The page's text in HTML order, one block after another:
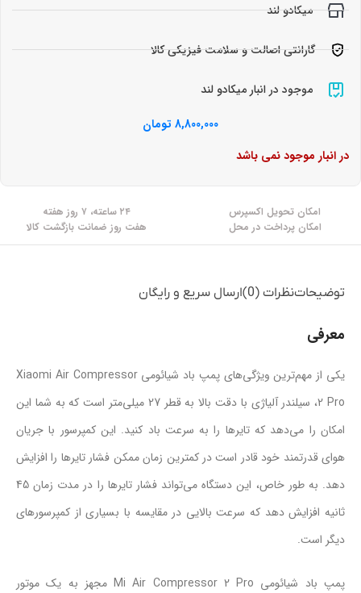
میکادو لند
گارانتی اصالت و سلامت فیزیکی کالا
موجود در انبار میکادو لند
8,800,000 تومان
در انبار موجود نمی باشد
امکان تحویل اکسپرس
۲۴ ساعته، ۷ روز هفته
امکان پرداخت در محل
هفت روز ضمانت بازگشت کالا
توضیحاتنظرات (0) ارسال سریع و رایگان
معرفی
یکی از مهم‌ترین ویژگی‌های پمپ باد شیائومی Xiaomi Air Compressor
2 Pro، سیلندر آلیاژی با دقت بالا به قطر 27 میلی‌متر است که به شما این
امکان را می‌دهد که تایرها را به سرعت باد کنید. این کمپرسور با جریان
هوای قدرتمند خود قادر است در کمترین زمان ممکن فشار تایرها را افزایش
دهد. به طور خاص، این دستگاه می‌تواند فشار تایرها را در مدت زمان 45
ثانیه افزایش دهد که سرعت بالایی در مقایسه با بسیاری از کمپرسورهای
دیگر است.
پمپ باد شیائومی Mi Air Compressor 2 Pro مجهز به یک موتور